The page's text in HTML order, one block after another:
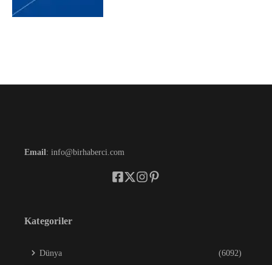
Email : info@birhaberci.com
Kategoriler
Dünya (6092)